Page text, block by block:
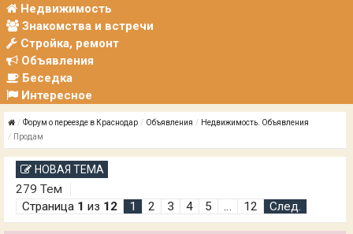
Недвижимость
Знакомства и встречи
Стройка, ремонт
Объявления
Беседка
Интересное
Форум о переезде в Краснодар Объявления
Недвижимость. Объявления
Продам
НОВАЯ ТЕМА
279 Тем
Страница 1 из 12 1 2 3 4 5 … 12 След.